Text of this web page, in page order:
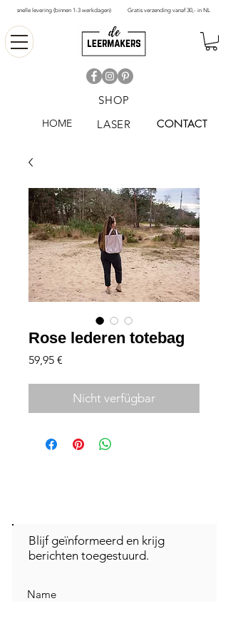
snelle levering (binnen 1-3 werkdagen) Gratis verzending vanaf 30,- in NL
HOME CONTACT
LASER
SHOP
Rose lederen totebag
59,95 €
Nicht verfügbar
Blijf geïnformeerd en krijg
berichten toegestuurd.